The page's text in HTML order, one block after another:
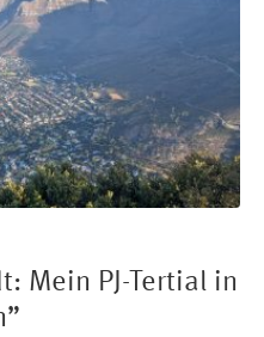
Mein PJ-Tertial in